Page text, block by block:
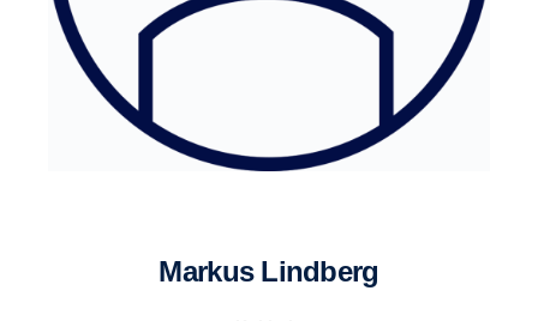
markus Lindberg